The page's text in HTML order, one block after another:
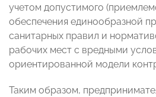
учетом допустимого
обеспечения единообразной
санитарных правил и
рабочих мест с вредными
ориентированной модели
Таким образом,